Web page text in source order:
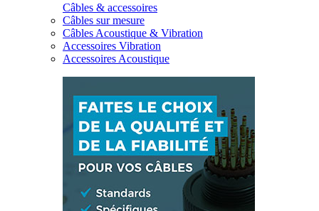
Câbles & accessoires
Câbles sur mesure
Câbles Acoustique & Vibration
Accessoires Vibration
Accessoires Acoustique